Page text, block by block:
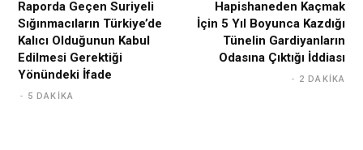
Raporda Geçen Suriyeli
Sığınmacıların Türkiye’de
Kalıcı Olduğunun Kabul
Edilmesi Gerektiği
Yönündeki İfade
5 DAKIKA
Hapishaneden Kaçmak
İçin 5 Yıl Boyunca Kazdığı
Tünelin Gardiyanların
Odasına Çıktığı İddiası
2 DAKIKA